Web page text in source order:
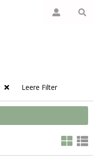
Leere Filter